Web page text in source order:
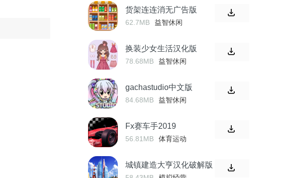
货架连连消无广告版
62.7MB 益智休闲
换装少女生活汉化版
78.68MB 益智休闲
gachastudio中文版
84.68MB 益智休闲
Fx赛车手2019
56.81MB 体育运动
城镇建造大亨汉化破解版